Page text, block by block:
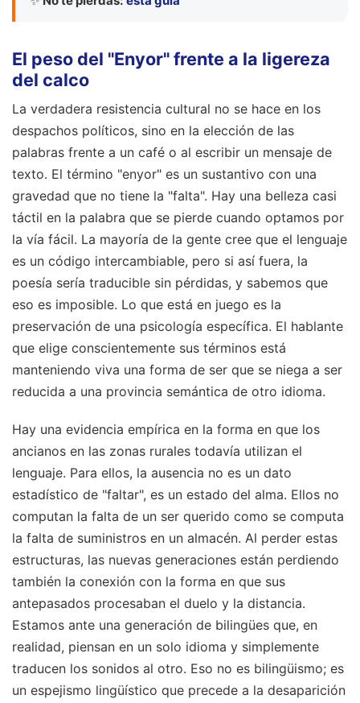
El peso del "Enyor" frente a la ligereza
del calco
La verdadera resistencia cultural no se hace en los
despachos políticos, sino en la elección de las
palabras frente a un café o al escribir un mensaje de
texto. El término "enyor" es un sustantivo con una
gravedad que no tiene la "falta". Hay una belleza casi
táctil en la palabra que se pierde cuando optamos por
la vía fácil. La mayoría de la gente cree que el lenguaje
es un código intercambiable, pero si así fuera, la
poesía sería traducible sin pérdidas, y sabemos que
eso es imposible. Lo que está en juego es la
preservación de una psicología específica. El hablante
que elige conscientemente sus términos está
manteniendo viva una forma de ser que se niega a ser
reducida a una provincia semántica de otro idioma.
Hay una evidencia empírica en la forma en que los
ancianos en las zonas rurales todavía utilizan el
lenguaje. Para ellos, la ausencia no es un dato
estadístico de "faltar", es un estado del alma. Ellos no
computan la falta de un ser querido como se computa
la falta de suministros en un almacén. Al perder estas
estructuras, las nuevas generaciones están perdiendo
también la conexión con la forma en que sus
antepasados procesaban el duelo y la distancia.
Estamos ante una generación de bilingües que, en
realidad, piensan en un solo idioma y simplemente
traducen los sonidos al otro. Eso no es bilingüismo; es
un espejismo lingüístico que precede a la desaparición